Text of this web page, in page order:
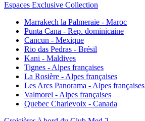
Espaces Exclusive Collection
Marrakech la Palmeraie - Maroc
Punta Cana - Rep. dominicaine
Cancun - Mexique
Rio das Pedras - Brésil
Kani - Maldives
Tignes - Alpes françaises
La Rosière - Alpes françaises
Les Arcs Panorama - Alpes françaises
Valmorel - Alpes françaises
Quebec Charlevoix - Canada